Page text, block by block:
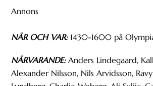
Annons
NÄR OCH VAR:1430-1600 på
NÄRVARANDE:Anders Lindegaard,
Alexander Nilsson, Nils Arvidsson,